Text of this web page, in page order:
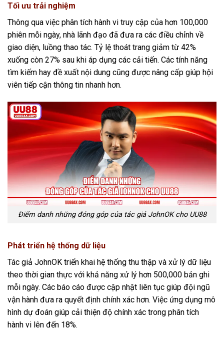
Tối ưu trải nghiệm
Thông qua việc phân tích hành vi truy cập của hơn 100,000
phiên mỗi ngày, nhà lãnh đạo đã đưa ra các điều chỉnh về
giao diện, luồng thao tác. Tỷ lệ thoát trang giảm từ 42%
xuống còn 27% sau khi áp dụng các cải tiến. Các tính năng
tìm kiếm hay đề xuất nội dung cũng được nâng cấp giúp hội
viên tiếp cận thông tin nhanh hơn.
Điểm danh những đóng góp của tác giả JohnOK cho UU88
Phát triển hệ thống dữ liệu
Tác giả JohnOK triển khai hệ thống thu thập và xử lý dữ liệu
theo thời gian thực với khả năng xử lý hơn 500,000 bản ghi
mỗi ngày. Các báo cáo được cập nhật liên tục giúp đội ngũ
vận hành đưa ra quyết định chính xác hơn. Việc ứng dụng mô
hình dự đoán giúp cải thiện độ chính xác trong phân tích
hành vi lên đến 18%.